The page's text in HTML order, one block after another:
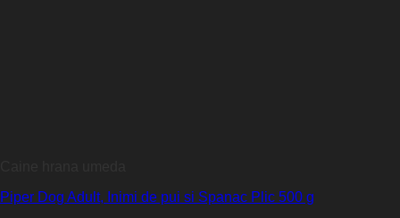
Piper Dog Adult, Inimi de pui si Spanac Plic 500 g